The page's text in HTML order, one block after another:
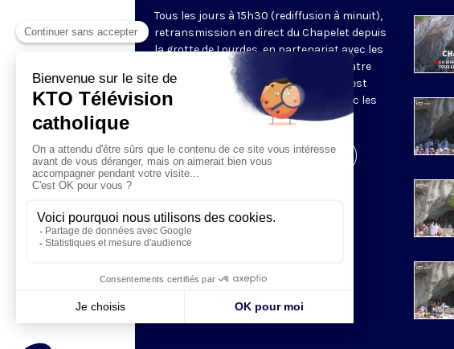
Tous les jours à 15h30 (rediffusion à minuit),
retransmission en direct du Chapelet depuis
la grotte de Lourdes, en partenariat avec les
Sanctuaires. Chaque jour, l'une des quatre
méditations des mystères du Rosaire est
proposée en communion de prière avec les
Visiter la page de l'émission